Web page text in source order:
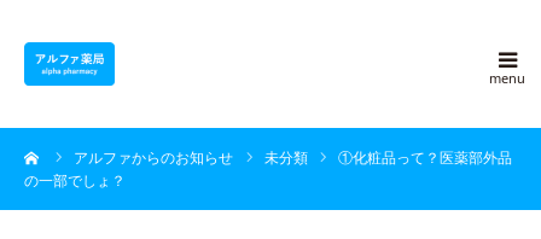
アルファからのお知らせ 未分類
①化粧品って？医薬部外品
の一部でしょ？
採用情報